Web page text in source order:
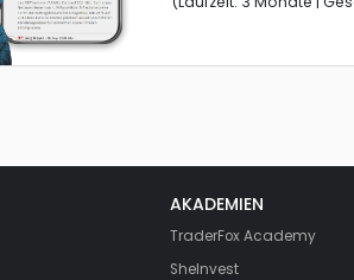
AKADEMIEN
TraderFox Academy
SheInvest